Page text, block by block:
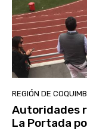
REGIÓN DE
Autoridades
La Portada